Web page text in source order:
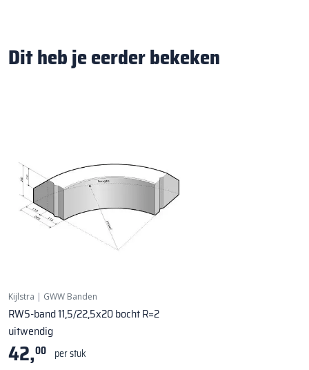
Dit heb je eerder bekeken
Kijlstra | GWW Banden
RWS-band 11,5/22,5x20 bocht R=2
uitwendig
42,00 per stuk